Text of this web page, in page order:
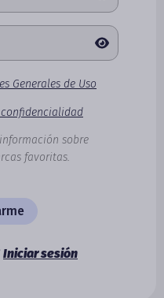
Generales de Uso
sobre
favoritas.
Iniciar sesión